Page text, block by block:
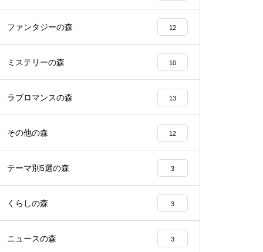
ファンタジーの森 12
ミステリーの森 10
ラブロマンスの森 13
その他の森 12
テーマ別5選の森 3
くらしの森 3
ニュースの森 3